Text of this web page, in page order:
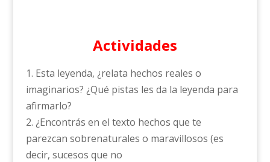
Actividades
1. Esta leyenda, ¿relata hechos reales o
imaginarios? ¿Qué pistas les da la leyenda para
afirmarlo?
2. ¿Encontrás en el texto hechos que te
parezcan sobrenaturales o maravillosos (es
decir, sucesos que no